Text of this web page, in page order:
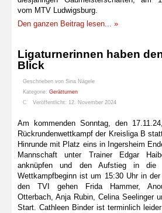
vom MTV Ludwigsburg.
Den ganzen Beitrag lesen... »
Ligaturnerinnen haben
Blick
Geschrieben von Sina Nägele
Kategorie: Gerätturnen
Veröffentlicht: 12. November 2024
Am kommenden Sonntag, den
Rückrundenwettkampf der Kreisliga B
Hinrunde mit Platz eins in Ingersheim
Mannschaft unter Trainer Edgar
anknüpfen und den Aufstieg in die
Wettkampfbeginn ist um 15:30 Uhr in
den TVI gehen Frida Hammer,
Otterbach, Anja Rubin, Celina Seelinger
Start. Cathleen Binder ist terminlich